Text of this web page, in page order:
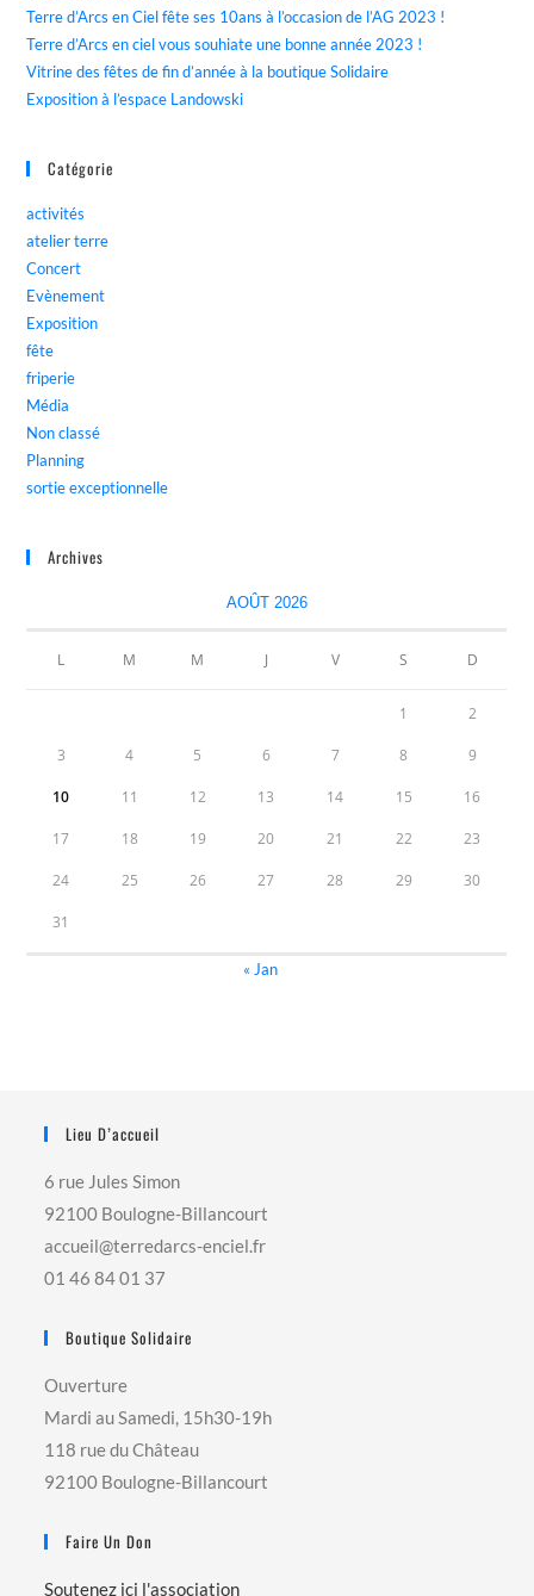
Terre d’Arcs en Ciel fête ses 10ans à l’occasion de l’AG 2023 !
Terre d’Arcs en ciel vous souhiate une bonne année 2023 !
Vitrine des fêtes de fin d’année à la boutique Solidaire
Exposition à l’espace Landowski
Catégorie
activités
atelier terre
Concert
Evènement
Exposition
fête
friperie
Média
Non classé
Planning
sortie exceptionnelle
Archives
AOÛT 2026
L M M J V S D
1 2
3 4 5 6 7 8 9
10 11 12 13 14 15 16
17 18 19 20 21 22 23
24 25 26 27 28 29 30
31
« Jan
Lieu D’accueil
6 rue Jules Simon
92100 Boulogne-Billancourt
accueil@terredarcs-enciel.fr
01 46 84 01 37
Boutique Solidaire
Ouverture
Mardi au Samedi, 15h30-19h
118 rue du Château
92100 Boulogne-Billancourt
Faire Un Don
Soutenez ici l'association